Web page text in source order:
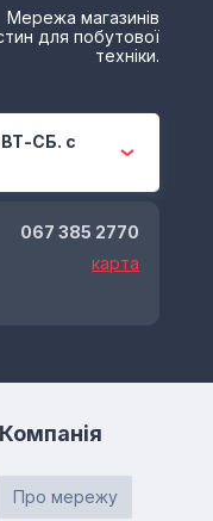
Мережа магазинів
для побутової
техніки.
ВТ-СБ. с
067 385 2770
карта
Компанія
Про мережу